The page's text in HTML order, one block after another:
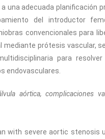
a una adecuada
del introductor
convencionales para
prótesis vascular,
para
endovasculares.
aórtica, complicaciones
with severe aortic stenosis